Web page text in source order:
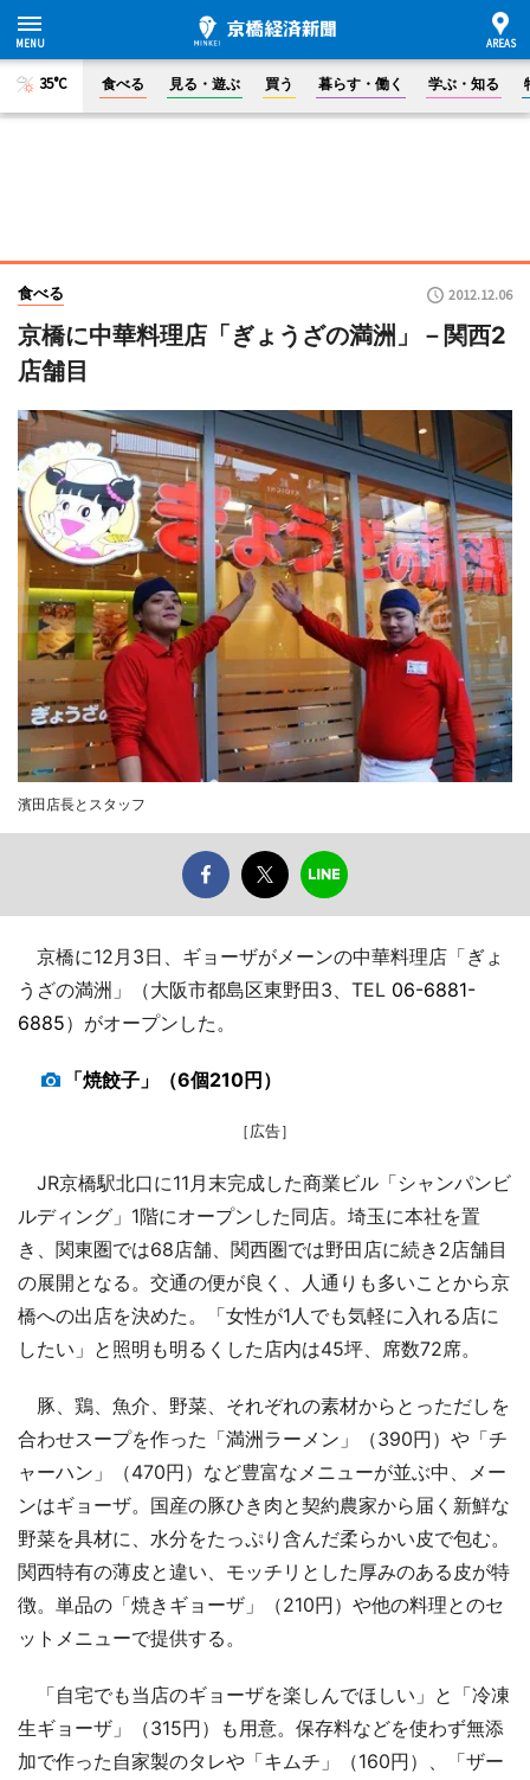
35°C 食べる 見る・遊ぶ 買う 暮らす・働く 学ぶ・知る
食べる 2012.12.06
京橋に中華料理店「ぎょうざの満洲」－関西2
店舗目
濱田店長とスタッフ
京橋に12月3日、ギョーザがメーンの中華料理店「ぎょ
うざの満洲」（大阪市都島区東野田3、TEL 06-6881-
6885）がオープンした。
「焼餃子」（6個210円）
［広告］
JR京橋駅北口に11月末完成した商業ビル「シャンパンビ
ルディング」1階にオープンした同店。埼玉に本社を置
き、関東圏では68店舗、関西圏では野田店に続き2店舗目
の展開となる。交通の便が良く、人通りも多いことから京
橋への出店を決めた。「女性が1人でも気軽に入れる店に
したい」と照明も明るくした店内は45坪、席数72席。
豚、鶏、魚介、野菜、それぞれの素材からとっただしを
合わせスープを作った「満洲ラーメン」（390円）や「チ
ャーハン」（470円）など豊富なメニューが並ぶ中、メー
ンはギョーザ。国産の豚ひき肉と契約農家から届く新鮮な
野菜を具材に、水分をたっぷり含んだ柔らかい皮で包む。
関西特有の薄皮と違い、モッチリとした厚みのある皮が特
徴。単品の「焼きギョーザ」（210円）や他の料理とのセ
ットメニューで提供する。
「自宅でも当店のギョーザを楽しんでほしい」と「冷凍
生ギョーザ」（315円）も用意。保存料などを使わず無添
加で作った自家製のタレや「キムチ」（160円）、「ザー